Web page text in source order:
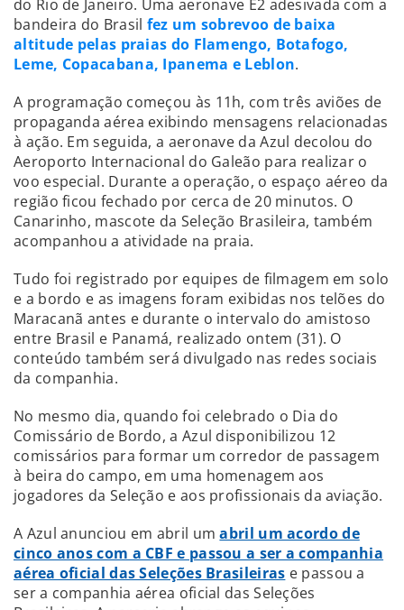
do Rio de Janeiro. Uma aeronave E2 adesivada com a
bandeira do Brasil fez um sobrevoo de baixa
altitude pelas praias do Flamengo, Botafogo,
Leme, Copacabana, Ipanema e Leblon.
A programação começou às 11h, com três aviões de
propaganda aérea exibindo mensagens relacionadas
à ação. Em seguida, a aeronave da Azul decolou do
Aeroporto Internacional do Galeão para realizar o
voo especial. Durante a operação, o espaço aéreo da
região ficou fechado por cerca de 20 minutos. O
Canarinho, mascote da Seleção Brasileira, também
acompanhou a atividade na praia.
Tudo foi registrado por equipes de filmagem em solo
e a bordo e as imagens foram exibidas nos telões do
Maracanã antes e durante o intervalo do amistoso
entre Brasil e Panamá, realizado ontem (31). O
conteúdo também será divulgado nas redes sociais
da companhia.
No mesmo dia, quando foi celebrado o Dia do
Comissário de Bordo, a Azul disponibilizou 12
comissários para formar um corredor de passagem
à beira do campo, em uma homenagem aos
jogadores da Seleção e aos profissionais da aviação.
A Azul anunciou em abril umabril um acordo de
cinco anos com a CBF e passou a ser a companhia
aérea oficial das Seleções Brasileiras e passou a
ser a companhia aérea oficial das Seleções